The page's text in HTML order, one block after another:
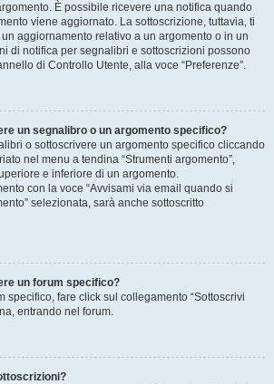
È possibile ricevere una notifica quando
viene aggiornato. La sottoscrizione, tuttavia, ti
aggiornamento relativo a un argomento o in un
di notifica per segnalibri e sottoscrizioni possono
di Controllo Utente, alla voce “Preferenze”.
un segnalibro o un argomento specifico?
o sottoscrivere un argomento specifico cliccando
nel menu a tendina “Strumenti argomento”,
e inferiore di un argomento.
con la voce “Avvisami via email quando si
selezionata, sarà anche sottoscritto
un forum specifico?
specifico, fare click sul collegamento “Sottoscrivi
entrando nel forum.